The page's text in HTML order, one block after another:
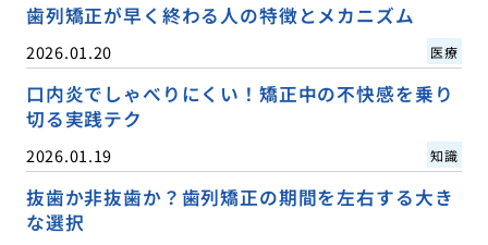
歯列矯正が早く終わる人の特徴とメカニズム
2026.01.20 医療
口内炎でしゃべりにくい！矯正中の不快感を乗り
切る実践テク
2026.01.19 知識
抜歯か非抜歯か？歯列矯正の期間を左右する大き
な選択